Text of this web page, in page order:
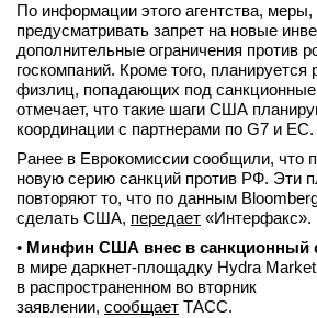
По информации этого агентства, меры,
предусматривать запрет на новые
дополнительные ограничения против
госкомпаний. Кроме того, планируется
физлиц, попадающих под
отмечает, что такие шаги США
координации с партнерами по G7 и ЕС.
Ранее в Еврокомиссии сообщили, что
новую серию санкций против РФ. Эти
повторяют то, что по данным
сделать США, передает «Интерфакс».
• Минфин США внес в санкционный
в мире даркнет-площадку Hydra
в распространенном во вторник
заявлении, сообщает ТАСС.